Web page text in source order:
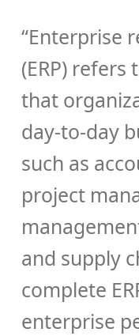
“Enterprise
(ERP)
that
day-to-day
such as
project
and supply
complete
enterprise